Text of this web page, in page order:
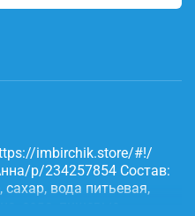
imbirchik.store/#!/
p/234257854 Состав:
вода питьевая,
сода, пищевые